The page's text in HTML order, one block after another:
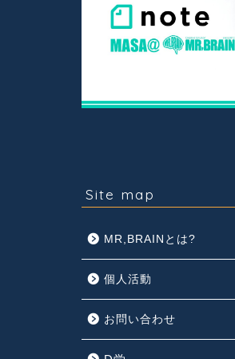
Site map
MR,BRAINとは?
個人活動
お問い合わせ